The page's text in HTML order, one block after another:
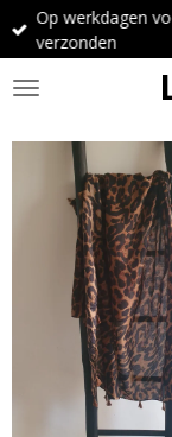
Ga
direct
de
Op werkdagen
verzonden